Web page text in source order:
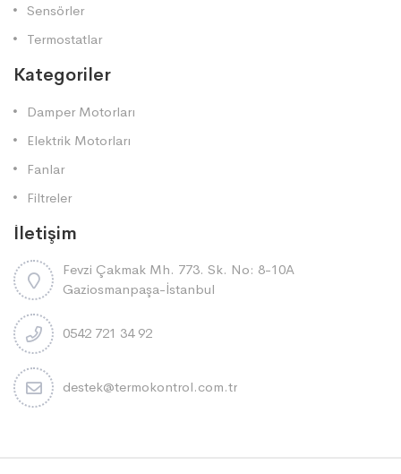
Sensörler
Termostatlar
Kategoriler
Damper Motorları
Elektrik Motorları
Fanlar
Filtreler
İletişim
Fevzi Çakmak Mh. 773. Sk. No: 8-10A
Gaziosmanpaşa-İstanbul
0542 721 34 92
destek@termokontrol.com.tr